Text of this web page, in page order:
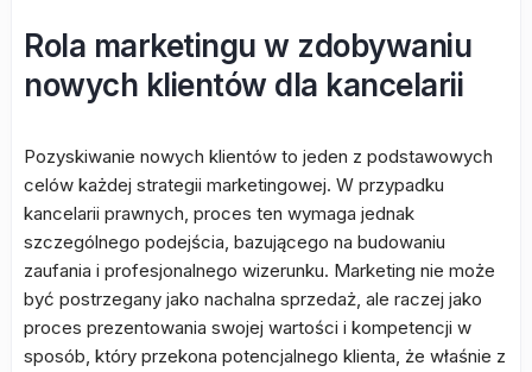
Rola marketingu w zdobywaniu
nowych klientów dla kancelarii
Pozyskiwanie nowych klientów to jeden z podstawowych
celów każdej strategii marketingowej. W przypadku
kancelarii prawnych, proces ten wymaga jednak
szczególnego podejścia, bazującego na budowaniu
zaufania i profesjonalnego wizerunku. Marketing nie może
być postrzegany jako nachalna sprzedaż, ale raczej jako
proces prezentowania swojej wartości i kompetencji w
sposób, który przekona potencjalnego klienta, że właśnie z